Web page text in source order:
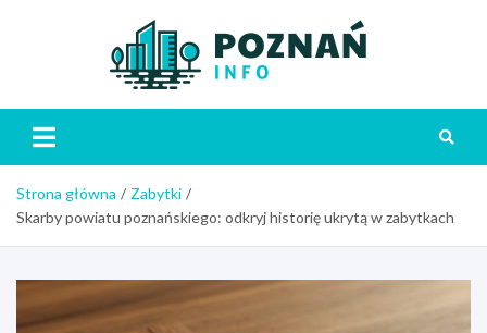
Strona główna
Zabytki
Skarby powiatu poznańskiego: odkryj historię ukrytą w zabytkach